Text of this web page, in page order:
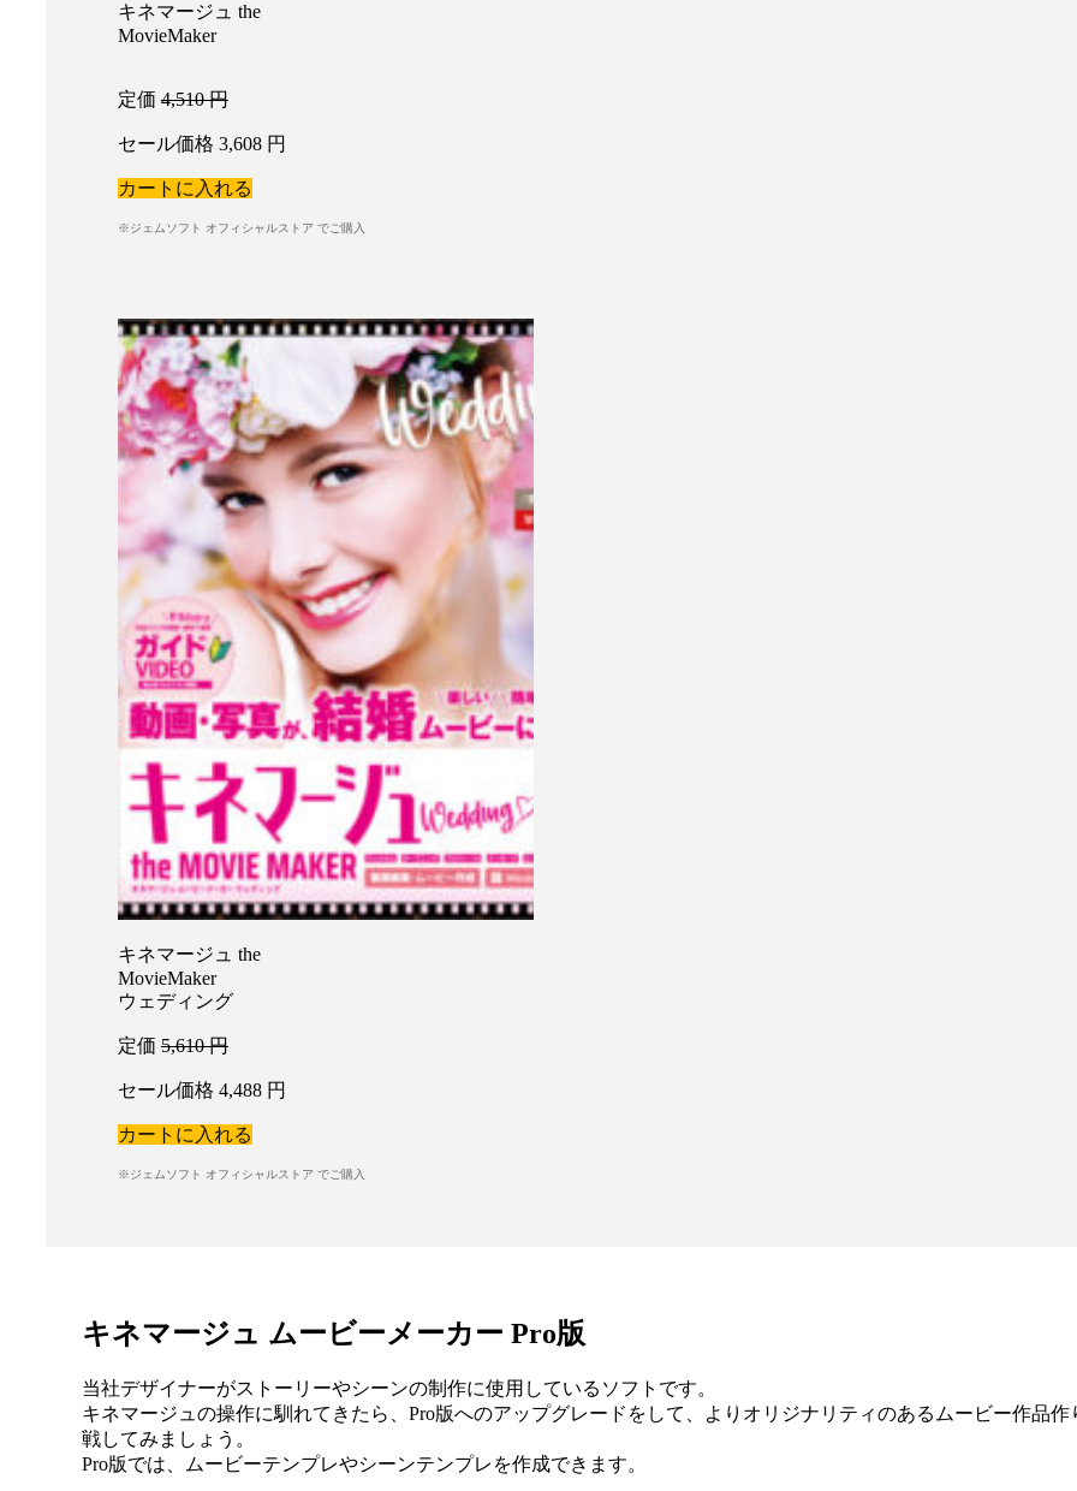
キネマージュ the
MovieMaker
定価 4,510円
セール価格 3,608 円
カートに入れる
※ジェムソフト オフィシャルストア でご購入
キネマージュ the
MovieMaker
ウェディング
定価 5,610円
セール価格 4,488 円
カートに入れる
※ジェムソフト オフィシャルストア でご購入
キネマージュ ムービーメーカー Pro版
当社デザイナーがストーリーやシーンの制作に使用しているソフトです。
キネマージュの操作に馴れてきたら、Pro版へのアップグレードをして、よりオリジナリティのあるムービー作品作
戦してみましょう。
Pro版では、ムービーテンプレやシーンテンプレを作成できます。